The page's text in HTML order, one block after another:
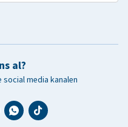
al?
media kanalen